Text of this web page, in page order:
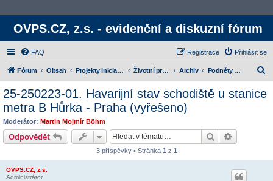
OVPS.CZ, z.s. - evidenční a diskuzní fórum
FAQ Přihlásit se
Registrace
Fórum Obsah Projekty iniciativy Životní prostředí Archiv Podněty uzavřené vyřešením příčiny
25-250223-01. Havarijní stav schodiště u stanice
metra B Hůrka - Praha (vyřešeno)
Moderátor: Martin Mojmír Böhm
Odpovědět Hledat
3 příspěvky • Stránka 1 z 1
OVPS.CZ, z.s.
Administrátor